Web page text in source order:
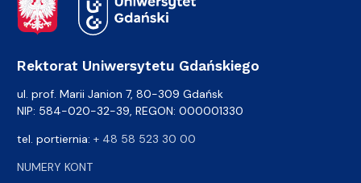
Rektorat Uniwersytetu Gdańskiego
ul. prof. Marii Janion 7, 80-309 Gdańsk
NIP: 584-020-32-39, REGON: 000001330
tel. portiernia: + 48 58 523 30 00
NUMERY KONT